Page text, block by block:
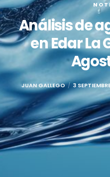
Análisis de
en Edar La
JUAN GALLEGO 3